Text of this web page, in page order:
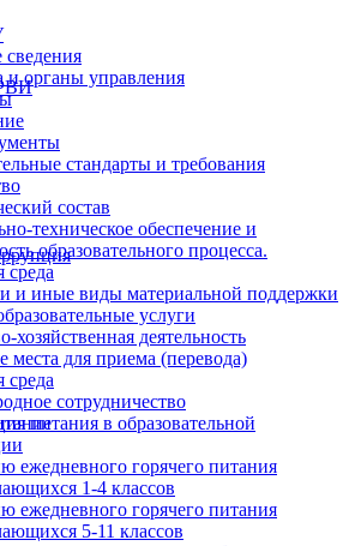
и органы управления
стандарты и требования
состав
техническое обеспечение и
образовательного процесса.
среда
и иные виды материальной поддержки
услуги
хозяйственная деятельность
места для приема (перевода)
среда
сотрудничество
питания в образовательной
ежедневного горячего питания
1-4 классов
ежедневного горячего питания
5-11 классов